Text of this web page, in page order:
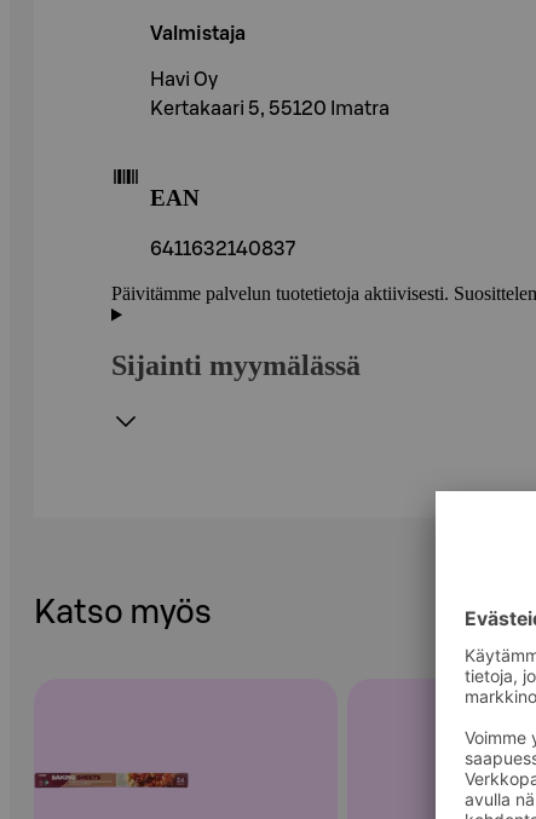
Valmistaja
Havi Oy
Kertakaari 5, 55120 Imatra
EAN
6411632140837
Päivitämme palvelun tuotetietoja aktiivisesti.
Sijainti myymälässä
Katso myös